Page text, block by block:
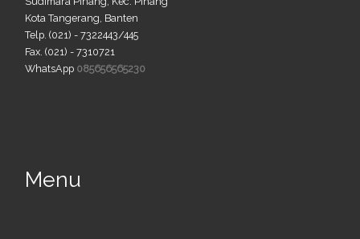
Kota Tangerang, Banten
Telp. (021) - 7322443/445
Fax. (021) - 7310721
WhatsApp 085656565230
Menu